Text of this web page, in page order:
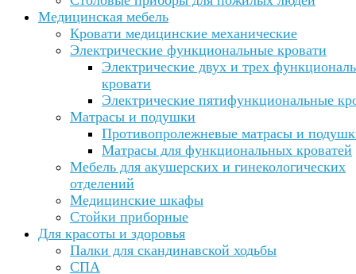
Медицинская мебель
Кровати медицинские механические
Электрические функциональные кровати
Электрические двух и трех
кровати
Электрические пятифункциональные
Матрасы и подушки
Противопролежневые матрасы и
Матрасы для функциональных кроватей
Мебель для акушерских и гинекологических
отделений
Медицинские шкафы
Стойки приборные
Для красоты и здоровья
Палки для скандинавской ходьбы
СПА